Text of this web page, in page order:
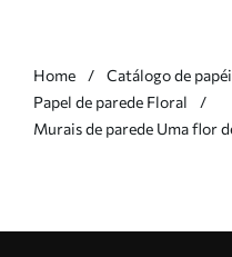
Home
Catálogo de
Papel de parede Floral
Murais de parede Uma flor